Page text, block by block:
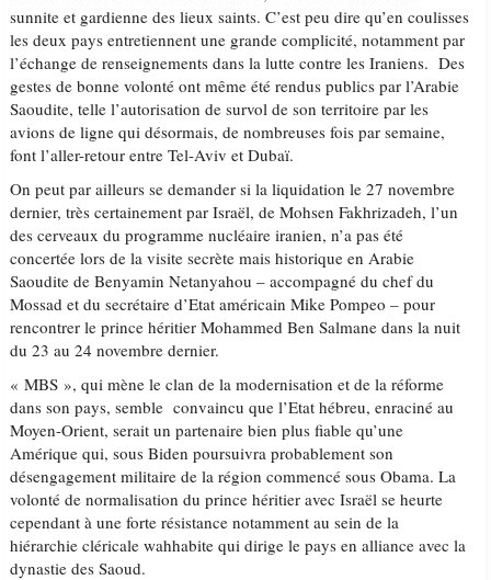
sunnite et gardienne des lieux saints. C’est peu dire qu’en coulisses
les deux pays entretiennent une grande complicité, notamment par
l’échange de renseignements dans la lutte contre les Iraniens. Des
gestes de bonne volonté ont même été rendus publics par l’Arabie
Saoudite, telle l’autorisation de survol de son territoire par les
avions de ligne qui désormais, de nombreuses fois par semaine,
font l’aller-retour entre Tel-Aviv et Dubaï.
On peut par ailleurs se demander si la liquidation le 27 novembre
dernier, très certainement par Israël, de Mohsen Fakhrizadeh, l’un
des cerveaux du programme nucléaire iranien, n’a pas été
concertée lors de la visite secrète mais historique en Arabie
Saoudite de Benyamin Netanyahou – accompagné du chef du
Mossad et du secrétaire d’Etat américain Mike Pompeo – pour
rencontrer le prince héritier Mohammed Ben Salmane dans la nuit
du 23 au 24 novembre dernier.
« MBS », qui mène le clan de la modernisation et de la réforme
dans son pays, semble convaincu que l’Etat hébreu, enraciné au
Moyen-Orient, serait un partenaire bien plus fiable qu’une
Amérique qui, sous Biden poursuivra probablement son
désengagement militaire de la région commencé sous Obama. La
volonté de normalisation du prince héritier avec Israël se heurte
cependant à une forte résistance notamment au sein de la
hiérarchie cléricale wahhabite qui dirige le pays en alliance avec la
dynastie des Saoud.